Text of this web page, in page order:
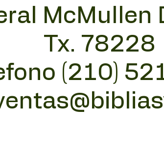
McMullen
Tx. 78228
(210)